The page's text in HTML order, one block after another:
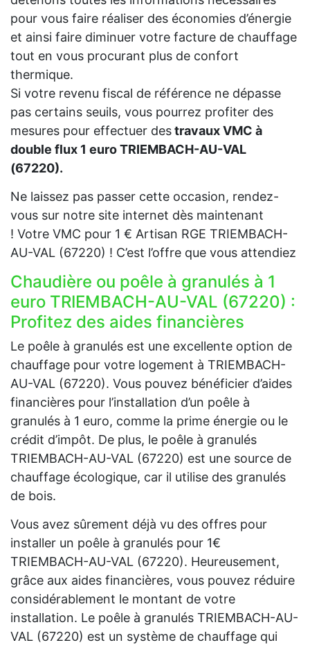
pour vous faire réaliser des économies d’énergie
et ainsi faire diminuer votre facture de chauffage
tout en vous procurant plus de confort
thermique.
Si votre revenu fiscal de référence ne dépasse
pas certains seuils, vous pourrez profiter des
mesures pour effectuer destravaux VMC à
double flux 1 euro TRIEMBACH-AU-VAL
(67220).
Ne laissez pas passer cette occasion, rendez-
vous sur notre site internet dès maintenant
! Votre VMC pour 1 € Artisan RGE TRIEMBACH-
AU-VAL (67220) ! C’est l’offre que vous attendiez
Chaudière ou poêle à granulés à 1
euro TRIEMBACH-AU-VAL (67220) :
Profitez des aides financières
Le poêle à granulés est une excellente option de
chauffage pour votre logement à TRIEMBACH-
AU-VAL (67220). Vous pouvez bénéficier d’aides
financières pour l’installation d’un poêle à
granulés à 1 euro, comme la prime énergie ou le
crédit d’impôt. De plus, le poêle à granulés
TRIEMBACH-AU-VAL (67220) est une source de
chauffage écologique, car il utilise des granulés
de bois.
Vous avez sûrement déjà vu des offres pour
installer un poêle à granulés pour 1€
TRIEMBACH-AU-VAL (67220). Heureusement,
grâce aux aides financières, vous pouvez réduire
considérablement le montant de votre
installation. Le poêle à granulés TRIEMBACH-AU-
VAL (67220) est un système de chauffage qui